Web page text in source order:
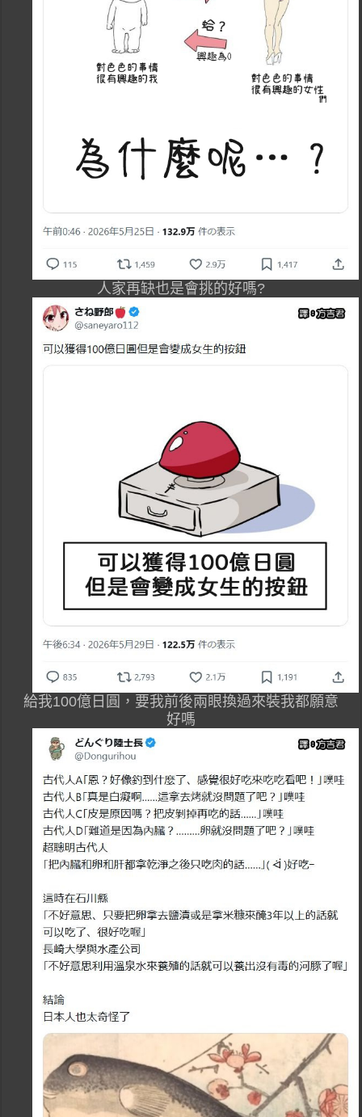
人家再缺也是會挑的好嗎?
給我100億日圓，要我前後兩眼換過來裝我都願意
好嗎